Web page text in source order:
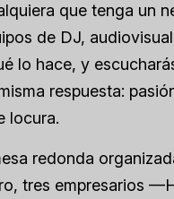
que tenga un
de DJ,
lo hace, y
respuesta:
locura.
redonda
tres empresarios